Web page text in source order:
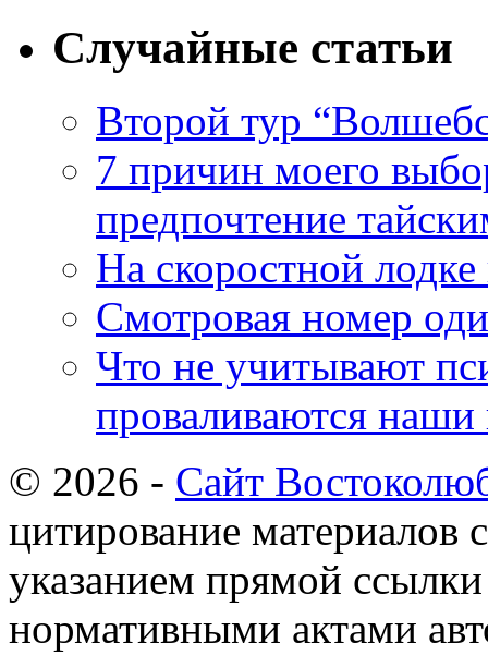
Случайные статьи
Второй тур
7 причин моего
предпочтение
На скоростной
Смотровая номер
Что не учитывают
проваливаются
© 2026 - Сайт
цитирование материалов
указанием прямой
нормативными актами